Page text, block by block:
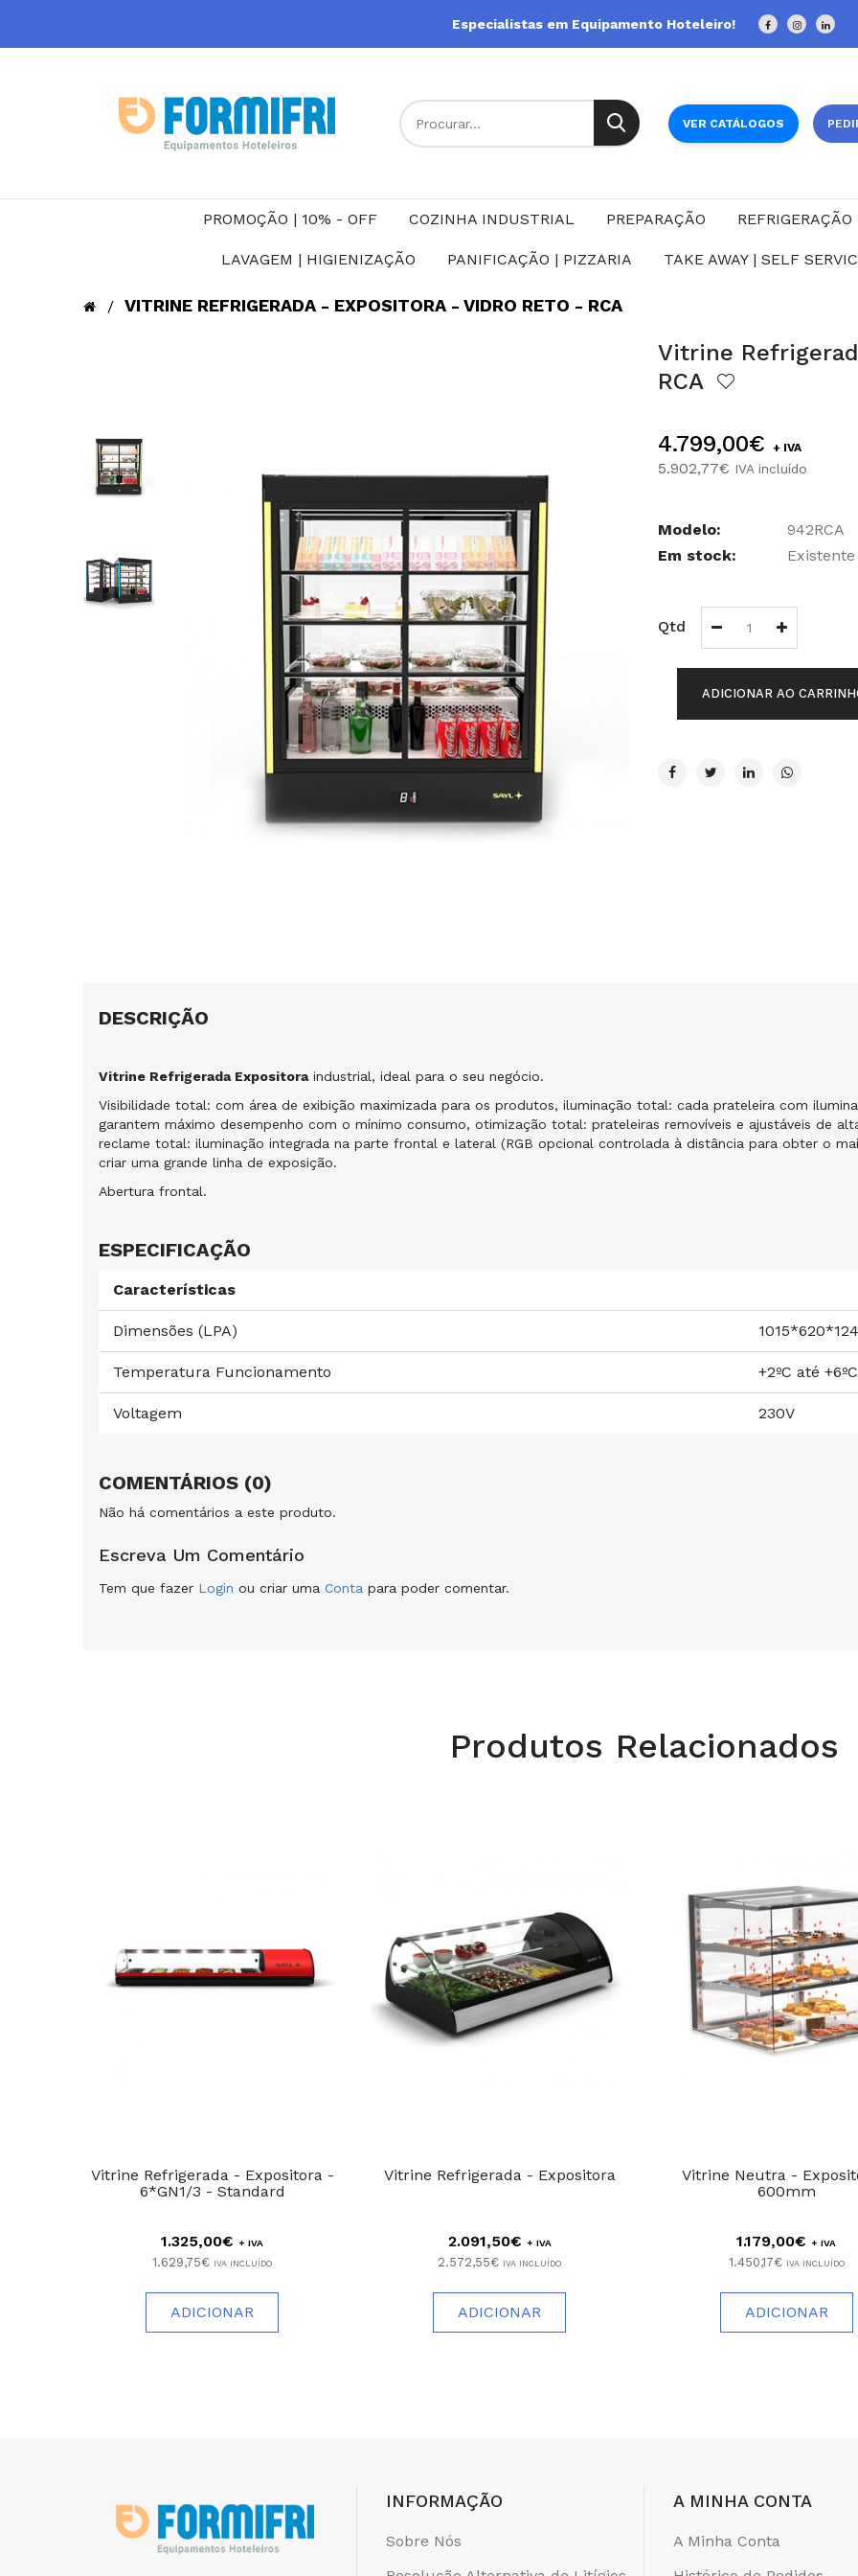
Especialistas em Equipamento Hoteleiro!
VER CATÁLOGOS
PROMOÇÃO | 10% - OFF COZINHA INDUSTRIAL PREPARAÇÃO REFRIGERAÇÃO
LAVAGEM | HIGIENIZAÇÃO PANIFICAÇÃO | PIZZARIA TAKE AWAY | SELF
VITRINE REFRIGERADA - EXPOSITORA - VIDRO RETO - RCA
Vitrine
RCA
4.799,00€ + IVA
5.902,77€ IVA incluído
Modelo:
942RCA
Em stock:
Existente
Qtd
ADICIONAR AO
DESCRIÇÃO
Vitrine Refrigerada Expositoraindustrial, ideal para o seu negócio.
Visibilidade total: com área de exibição maximizada para os produtos, iluminação total: cada prateleira com
garantem máximo desempenho com o mínimo consumo, otimização total: prateleiras removíveis e ajustáveis de
reclame total: iluminação integrada na parte frontal e lateral (RGB opcional controlada à distância para obter o
criar uma grande linha de exposição.
Abertura frontal.
ESPECIFICAÇÃO
Características
Dimensões (LPA)
Temperatura Funcionamento +2ºC até +6ºC
Voltagem 230V
COMENTÁRIOS (0)
Não há comentários a este produto.
Escreva Um Comentário
Tem que fazer Login ou criar uma Conta para poder comentar.
Produtos Relacionados
Vitrine Refrigerada - Expositora -
6*GN1/3 - Standard
1.325,00€+ IVA
1.629,75€ IVA INCLUÍDO
ADICIONAR
Vitrine Refrigerada - Expositora
2.091,50€ + IVA
2.572,55€ IVA INCLUÍDO
ADICIONAR
Vitrine Neutra -
600mm
1.179,00€+ IVA
1.450,17€ IVA INCLUÍDO
ADICIONAR
INFORMAÇÃO
Sobre Nós
A MINHA CONTA
A Minha Conta